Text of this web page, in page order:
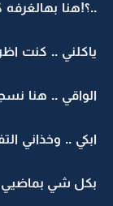
..؟!هنا
ياكلني .. كنت
الواقي .. هنا
ابكي .. وخذاني
بكل شي بماضيي